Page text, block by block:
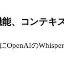
、コンテキ
OpenAIの